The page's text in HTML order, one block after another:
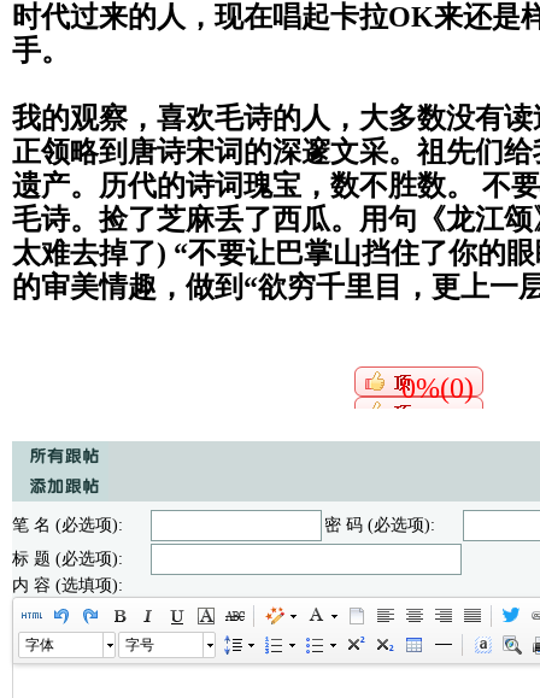
时代过来的人，现在唱起卡拉OK来还是
手。
我的观察，喜欢毛诗的人，大多数没有
正领略到唐诗宋词的深邃文采。祖先们
遗产。历代的诗词瑰宝，数不胜数。 不
毛诗。捡了芝麻丢了西瓜。用句《龙江颂
太难去掉了) “不要让巴掌山挡住了你的
的审美情趣，做到“欲穷千里目，更上一
0%(0)
笔 名 (必选项):
密 码 (必选项):
标 题 (必选项):
内 容 (选填项):
字体 字号